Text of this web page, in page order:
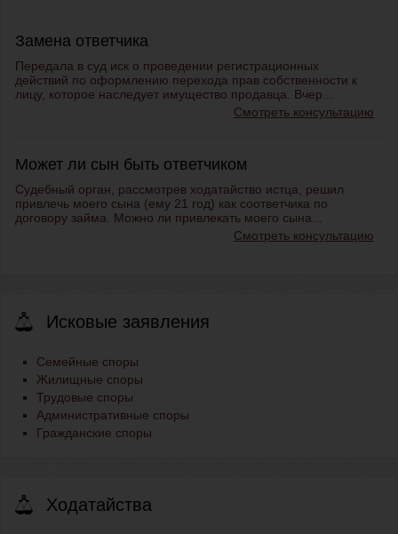
Замена ответчика
Передала в суд иск о проведении регистрационных
действий по оформлению перехода прав собственности к
лицу, которое наследует имущество продавца. Вчер...
Смотреть консультацию
Может ли сын быть ответчиком
Судебный орган, рассмотрев ходатайство истца, решил
привлечь моего сына (ему 21 год) как соответчика по
договору займа. Можно ли привлекать моего сына...
Смотреть консультацию
Исковые заявления
Семейные споры
Жилищные споры
Трудовые споры
Административные споры
Гражданские споры
Ходатайства